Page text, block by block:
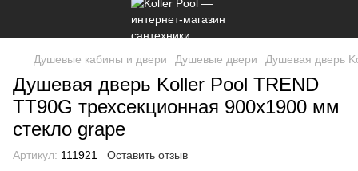
Душевые кабины и двери Душевые двери Душевая дверь
Душевая дверь Koller Pool TREND
TT90G трехсекционная 900x1900 мм
стекло grape
Артикул: 111921 Оставить отзыв